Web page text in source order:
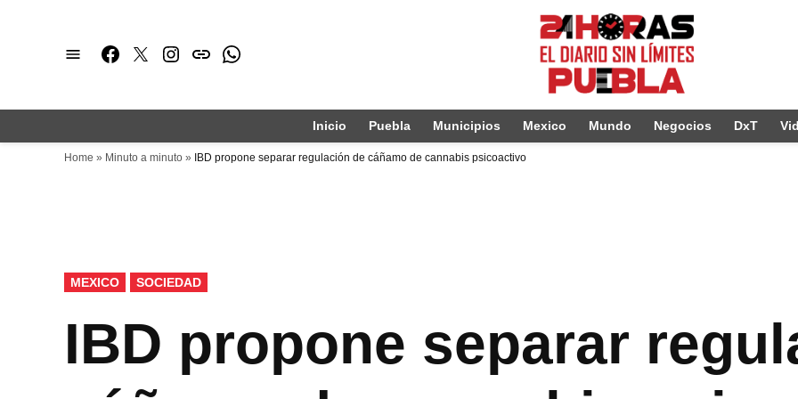
Facebook
TwitterInstagram
issuuWhatsapp
Inicio Puebla Municipios Mexico Mundo Negocios DxT
Home » Minuto a minuto » IBD propone separar regulación de cáñamo de cannabis psicoactivo
PUBLICADO
EN
MEXICO SOCIEDAD
IBD propone separar